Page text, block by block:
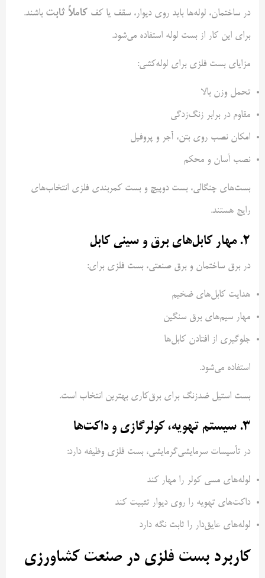
در ساختمان، لوله‌ها باید روی دیوار، سقف یا کف کاملاً ثابت باشند.
برای این کار از بست لوله استفاده می‌شود.
مزایای بست فلزی برای لوله‌کشی:
تحمل وزن بالا
مقاوم در برابر زنگ‌زدگی
امکان نصب روی بتن، آجر و پروفیل
نصب آسان و محکم
بست‌های چنگالی، بست دوپیچ و بست کمربندی فلزی انتخاب‌های
رایج هستند.
۲. مهار کابل‌های برق و سینی کابل
در برق ساختمان و برق صنعتی، بست فلزی برای:
هدایت کابل‌های ضخیم
مهار سیم‌های برق سنگین
جلوگیری از افتادن کابل‌ها
استفاده می‌شود.
بست استیل ضدزنگ برای برق‌کاری بهترین انتخاب است.
۳. سیستم تهویه، کولرگازی و داکت‌ها
در تأسیسات سرمایشی‌گرمایشی، بست فلزی وظیفه دارد:
لوله‌های مسی کولر را مهار کند
داکت‌های تهویه را روی دیوار تثبیت کند
لوله‌های عایق‌دار را ثابت نگه دارد
کاربرد بست فلزی در صنعت کشاورزی